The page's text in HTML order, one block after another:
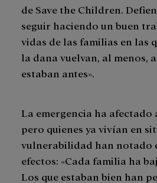
de Save the Children.
seguir haciendo un buen
vidas de las familias en las
la dana vuelvan, al menos,
estaban antes».
La emergencia ha afectado
pero quienes ya vivían en
vulnerabilidad han notado
efectos: «Cada familia ha
Los que estaban bien han